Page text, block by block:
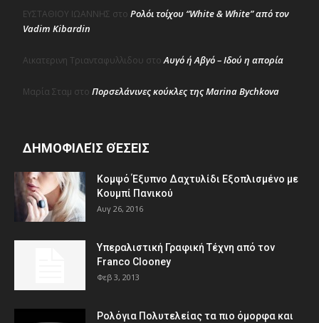
ΕΥΣΤΑΘΙΟΥ ΙΩΑΝΝΗΣ στο Ρολόι τοίχου “White & White” από τον
Vadim Kibardin
Αικατερινη Τριανταφυλλιδου στοΑυγό ή Αβγό – Ιδού η απορία
Μαρία Σταμ στο Πορσελάνινες κούκλες της Marina Bychkova
ΔΗΜΟΦΙΛΕΊΣ ΘΈΣΕΙΣ
Κομψό Έξυπνο Δαχτυλίδι Εξοπλισμένο με
Κουμπί Πανικού
Αυγ 26, 2016
Υπεραλιστική Γραφική Τέχνη από τον
Franco Clooney
Φεβ 3, 2013
Ρολόγια Πολυτελείας τα πιο όμορφα και